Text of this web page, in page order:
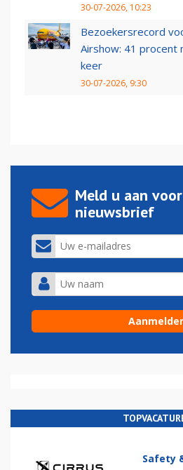
30-07-2026, 10:23
Bezoekersrecord
Airshow: 41 procent
keer
30-07-2026, 9:30
Meld u aan
nieuwsbrief
Safety